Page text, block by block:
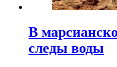
В
следы воды